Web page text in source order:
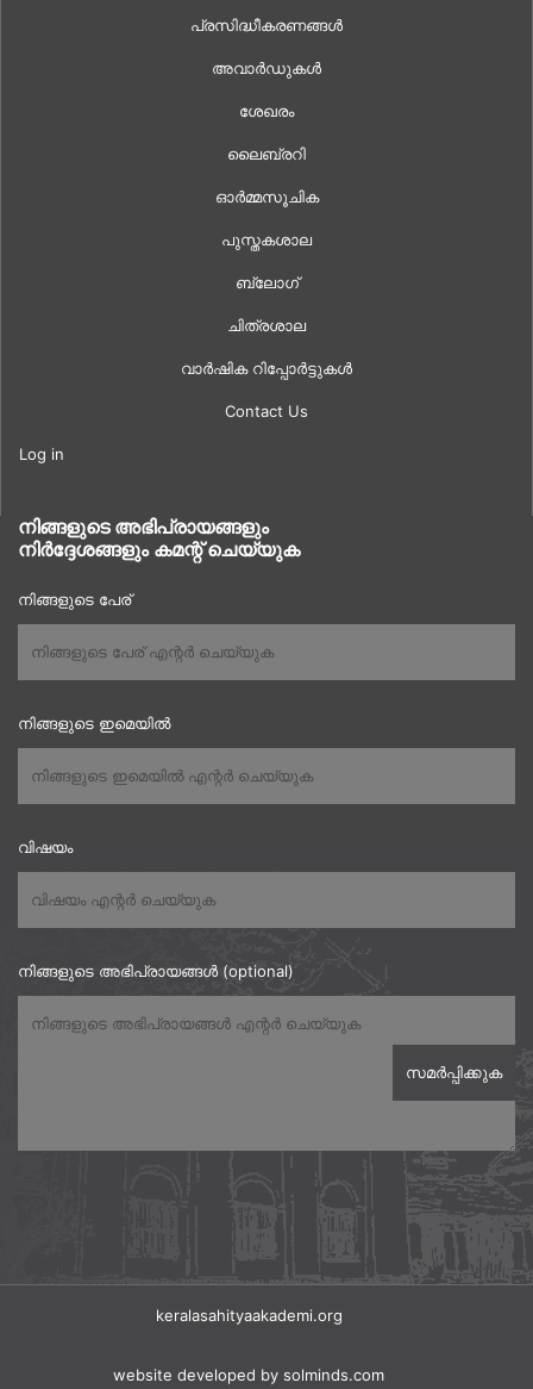
പ്രസിദ്ധീകരണങ്ങൾ
അവാർഡുകൾ
ശേഖരം
ലൈബ്രറി
ഓർമ്മസൂചിക
പുസ്തകശാല
ബ്ലോഗ്
ചിത്രശാല
വാർഷിക റിപ്പോർട്ടുകൾ
Contact Us
Log in
നിങ്ങളുടെ അഭിപ്രായങ്ങളും
നിർദ്ദേശങ്ങളും കമന്റ് ചെയ്യുക
നിങ്ങളുടെ പേര്
നിങ്ങളുടെ ഇമെയിൽ
വിഷയം
നിങ്ങളുടെ അഭിപ്രായങ്ങൾ (optional)
keralasahityaakademi.org
website developed by solminds.com